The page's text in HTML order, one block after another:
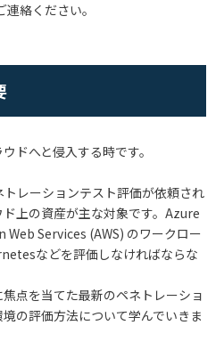
絡ください。
ドへと侵入する時です。
レーションテスト評価が依頼され
上の資産が主な対象です。Azure
Services (AWS) のワークロー
などを評価しなければならな
点を当てた最新のペネトレーショ
の評価方法について学んでいきま